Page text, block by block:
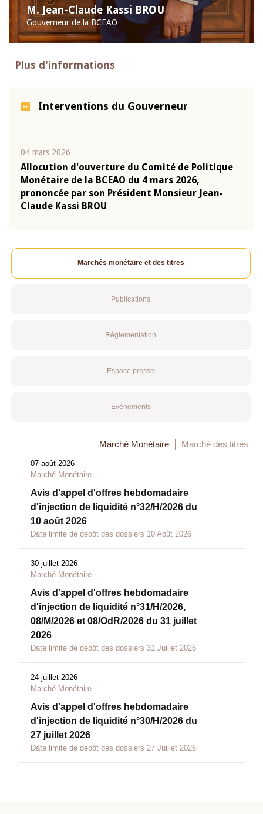
M. Jean-Claude Kassi BROU
Gouverneur de la BCEAO
Plus d'informations
Interventions du Gouverneur
04 mars 2026
Allocution d'ouverture du Comité de Politique
Monétaire de la BCEAO du 4 mars 2026,
prononcée par son Président Monsieur Jean-
Claude Kassi BROU
Marchés monétaire et des titres
Publications
Réglementation
Espace presse
Evénements
Marché Monétaire Marché des titres
07 août 2026
Marché Monétaire
Avis d'appel d'offres hebdomadaire
d'injection de liquidité n°32/H/2026 du
10 août 2026
Date limite de dépôt des dossiers 10 Août 2026
30 juillet 2026
Marché Monétaire
Avis d'appel d'offres hebdomadaire
d'injection de liquidité n°31/H/2026,
08/M/2026 et 08/OdR/2026 du 31 juillet
2026
Date limite de dépôt des dossiers 31 Juillet 2026
24 juillet 2026
Marché Monétaire
Avis d'appel d'offres hebdomadaire
d'injection de liquidité n°30/H/2026 du
27 juillet 2026
Date limite de dépôt des dossiers 27 Juillet 2026